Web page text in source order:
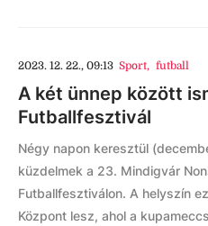
2023. 12. 22., 09:13 Sport, futball
A két ünnep között
Futballfesztivál
Négy napon keresztül
küzdelmek a 23. Mindigvár
Futballfesztiválon. A helyszín
Központ lesz, ahol a